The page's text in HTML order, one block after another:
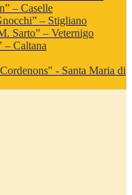
– Caselle
– Stigliano
Sarto” – Veternigo
– Caltana
- Santa Maria di